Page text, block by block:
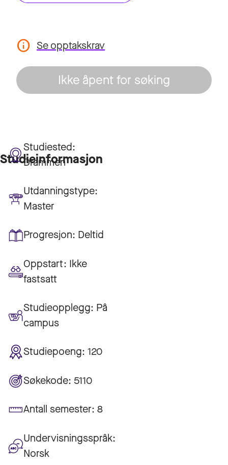
Se opptakskrav
Ikke åpent for søking
Studieinformasjon
Studiested:
Drammen
Utdanningstype:
Master
Progresjon: Deltid
Oppstart: Ikke
fastsatt
Studieopplegg: På
campus
Studiepoeng: 120
Søkekode: 5110
Antall semester: 8
Undervisningsspråk:
Norsk